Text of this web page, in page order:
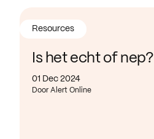
Is het echt of nep?
01 Dec 2024
Door Alert Online
Resources